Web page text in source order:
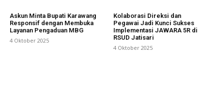
Askun Minta Bupati Karawang
Responsif dengan Membuka
Layanan Pengaduan MBG
4 Oktober 2025
Kolaborasi Direksi dan
Pegawai Jadi Kunci Sukses
Implementasi JAWARA 5R di
RSUD Jatisari
4 Oktober 2025